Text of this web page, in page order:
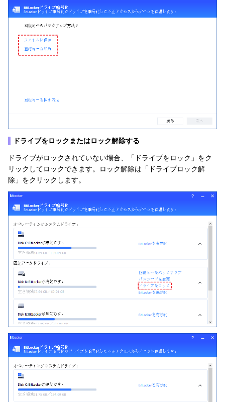
ドライブをロックまたはロック解除する
ドライブがロックされていない場合、「ドライブをロック」をク
リックしてロックできます。ロック解除は「ドライブロック解
除」をクリックします。